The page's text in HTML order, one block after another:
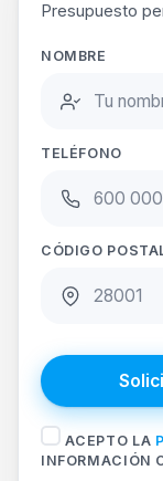
Presupuesto
NOMBRE
TELÉFONO
CÓDIGO
ACEPTO LA
INFORMACIÓN